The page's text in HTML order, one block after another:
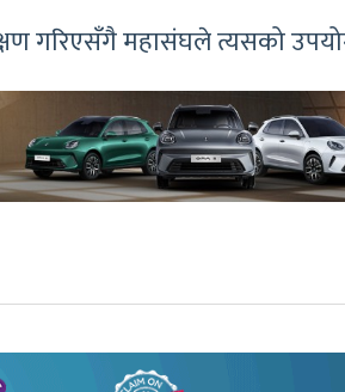
गरिएसँगै महासंघले त्यसको